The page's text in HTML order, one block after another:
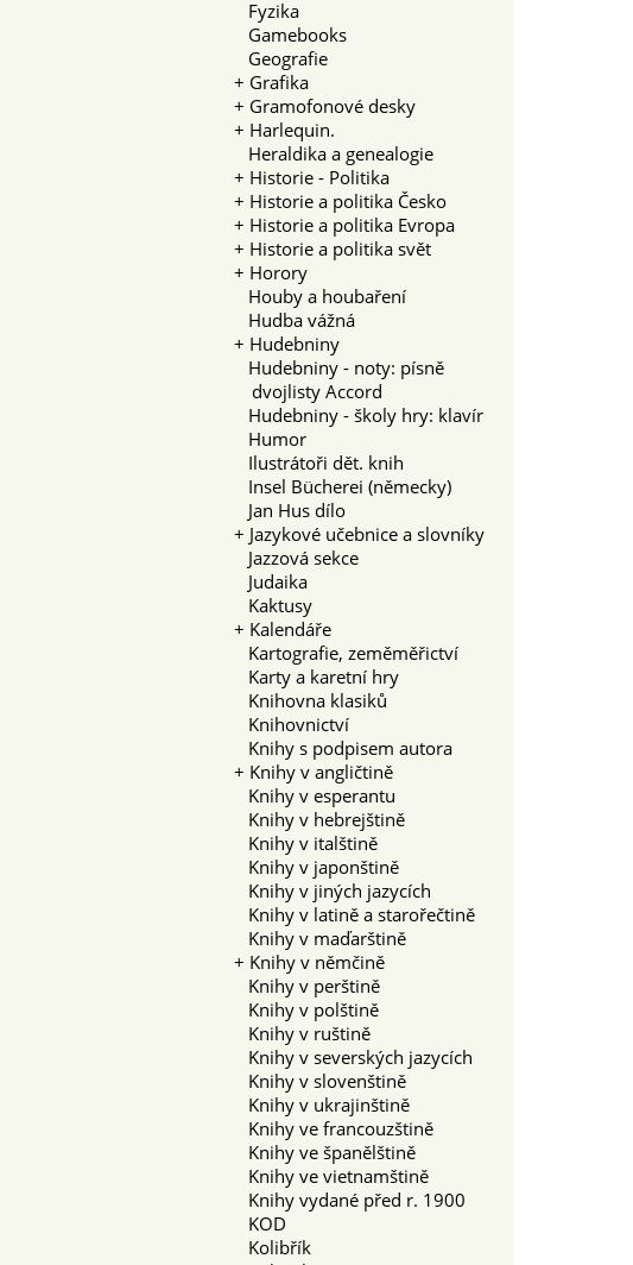
Fyzika
Gamebooks
Geografie
+ Grafika
+ Gramofonové desky
+ Harlequin.
Heraldika a genealogie
+ Historie - Politika
+ Historie a politika Česko
+ Historie a politika Evropa
+ Historie a politika svět
+ Horory
Houby a houbaření
Hudba vážná
+ Hudebniny
Hudebniny - noty: písně
dvojlisty Accord
Hudebniny - školy hry: klavír
Humor
Ilustrátoři dět. knih
Insel Bücherei (německy)
Jan Hus dílo
+ Jazykové učebnice a slovníky
Jazzová sekce
Judaika
Kaktusy
+ Kalendáře
Kartografie, zeměměřictví
Karty a karetní hry
Knihovna klasiků
Knihovnictví
Knihy s podpisem autora
+ Knihy v angličtině
Knihy v esperantu
Knihy v hebrejštině
Knihy v italštině
Knihy v japonštině
Knihy v jiných jazycích
Knihy v latině a starořečtině
Knihy v maďarštině
+ Knihy v němčině
Knihy v perštině
Knihy v polštině
Knihy v ruštině
Knihy v severských jazycích
Knihy v slovenštině
Knihy v ukrajinštině
Knihy ve francouzštině
Knihy ve španělštině
Knihy ve vietnamštině
Knihy vydané před r. 1900
KOD
Kolibřík